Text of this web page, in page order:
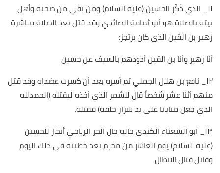
١١_ الذي ذَكًر الحسين (عليه السلام) ومن بقي من صحبه وأهل
بيته بالصلاة هو أبو ثمامة الصائدي وقد قتل بعد الصلاة مباشرة
زهير بن القين الذي كان يرتجز:
أنا زهير وأنا بن القين أذودهم بالسيف عن حسين
١٢_ نافع بن هلال الجملي تم أسره بعد أن كسرت عضداه وقد قتل
منهم أثنا عشر شخصاً قال للشمر الذي أخذه ليقتله (الحمدلله
الذي جعل منايانا على يد شرار خلقه) فقتله.
١٣_ ابو الشعثاء الكندي حاله حال الحر الرياحي أنحاز للحسين
(عليه السلام) يوم العاشر من محرم بعد خطبته في ذلك اليوم
وقاتل قتال الابطال